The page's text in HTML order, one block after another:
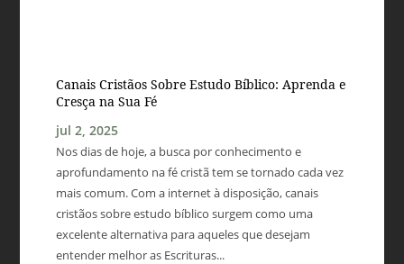
Canais Cristãos Sobre Estudo Bíblico: Aprenda e
Cresça na Sua Fé
jul 2, 2025
Nos dias de hoje, a busca por conhecimento e
aprofundamento na fé cristã tem se tornado cada vez
mais comum. Com a internet à disposição, canais
cristãos sobre estudo bíblico surgem como uma
excelente alternativa para aqueles que desejam
entender melhor as Escrituras...